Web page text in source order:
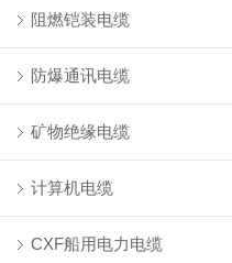
阻燃铠装电缆
防爆通讯电缆
矿物绝缘电缆
计算机电缆
CXF船用电力电缆